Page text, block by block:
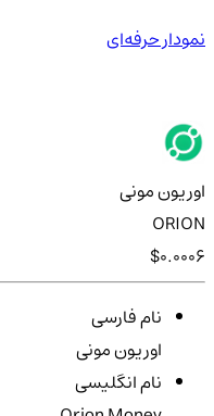
نمودار حرفه‌ای
اوریون مونی
ORION
$0.0006
نام فارسی
اوریون مونی
نام انگلیسی